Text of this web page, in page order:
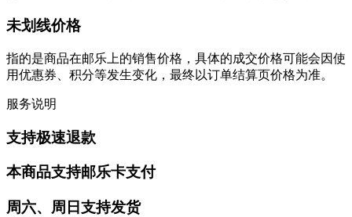
未划线价格
指的是商品在邮乐上的销售价格，具体的成交价格可能会因使
用优惠券、积分等发生变化，最终以订单结算页价格为准。
服务说明
支持极速退款
本商品支持邮乐卡支付
周六、周日支持发货